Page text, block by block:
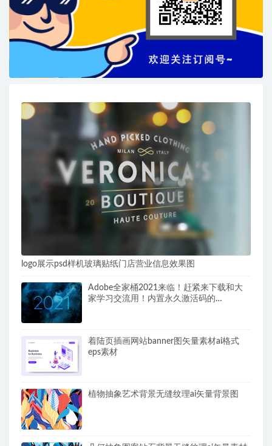
logo展示psd样机玻璃贴纸门店营业信息效果图
Adobe全家桶2021来临！赶紧来下载和大
家学习交流用！内置永久激活码的
着陆页插画网站banner图矢量素材ai格式
eps素材
植物抽象艺术背景无缝纹理ai矢量背景图